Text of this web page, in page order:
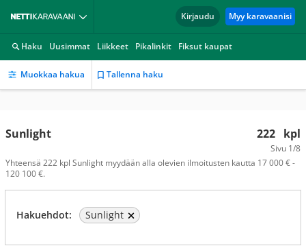
Kirjaudu Myy karavaanisi
Haku Uusimmat Liikkeet Pikalinkit Fiksut kaupat
Muokkaa hakua Tallenna haku
222 kpl
Sivu 1/8
Sunlight
Yhteensä 222 kpl Sunlight myydään alla olevien ilmoitusten kautta 17 000 € -
120 100 €.
Hakuehdot: Sunlight